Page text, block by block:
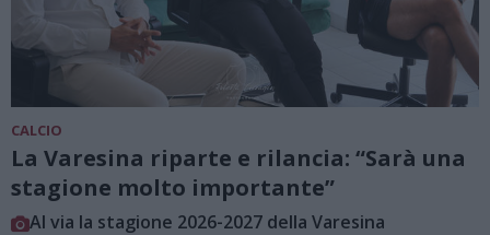
CALCIO
La Varesina riparte e rilancia: “Sarà una
stagione molto importante”
Al via la stagione 2026-2027 della Varesina